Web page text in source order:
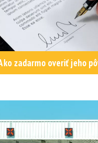
zadarmo overiť jeho